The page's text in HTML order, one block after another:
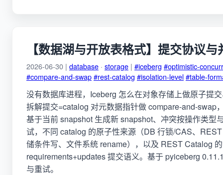
【数据湖与开放表格式】提交协议
2026-06-30 | database · storage | #iceberg #optimistic-
#compare-and-swap#rest-catalog #isolation-level#table-
没有数据库进程，Iceberg 怎么在对象存储上做原子提
拆解提交=catalog 对元数据指针做 compare-and-swap
基于当前 snapshot 生成新 snapshot、冲突按操作类型
试，不同 catalog 的原子性来源（DB 行锁/CAS、
储条件写、文件系统 rename），以及 REST Catalog 的
requirements+updates 提交语义。基于 pyiceberg
与重试。